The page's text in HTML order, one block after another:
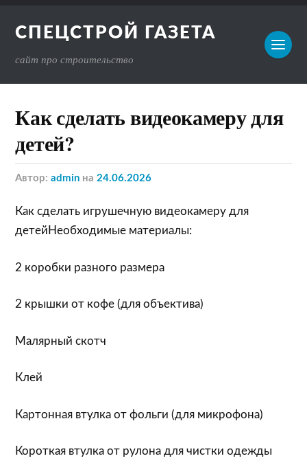
СПЕЦСТРОЙ ГАЗЕТА
сайт про строительство
Как сделать видеокамеру для
детей?
Автор:admin на24.06.2026
Как сделать игрушечную видеокамеру для
детейНеобходимые материалы:
2 коробки разного размера
2 крышки от кофе (для объектива)
Малярный скотч
Клей
Картонная втулка от фольги (для микрофона)
Короткая втулка от рулона для чистки одежды